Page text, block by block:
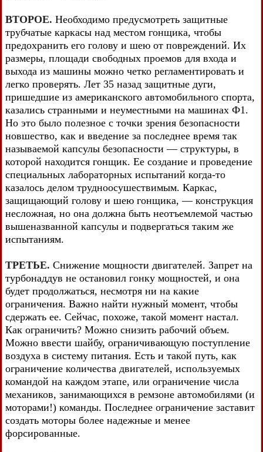
ВТОРОЕ. Необходимо предусмотреть защитные
трубчатые каркасы над местом гонщика, чтобы
предохранить его голову и шею от повреждений. Их
размеры, площади свободных проемов для входа и
выхода из машины можно четко регламентировать и
легко проверять. Лет 35 назад защитные дуги,
пришедшие из американского автомобильного спорта,
казались странными и неуместными на машинах Ф1.
Но это было полезное с точки зрения безопасности
новшество, как и введение за последнее время так
называемой капсулы безопасности — структуры, в
которой находится гонщик. Ее создание и проведение
специальных лабораторных испытаний когда-то
казалось делом трудноосушествимым. Каркас,
защищающий голову и шею гонщика, — конструкция
несложная, но она должна быть неотъемлемой частью
вышеназванной капсулы и подвергаться таким же
испытаниям.
ТРЕТЬЕ. Снижение мощности двигателей. Запрет на
турбонаддув не остановил гонку мощностей, и она
будет продолжаться, несмотря ни на какие
ограничения. Важно найти нужный момент, чтобы
сдержать ее. Сейчас, похоже, такой момент настал.
Как ограничить? Можно снизить рабочий объем.
Можно ввести шайбу, ограничивающую поступление
воздуха в систему питания. Есть и такой путь, как
ограничение количества двигателей, используемых
командой на каждом этапе, или ограничение числа
механиков, занимающихся в ремзоне автомобилями (и
моторами!) команды. Последнее ограничение заставит
создать моторы более надежные и менее
форсированные.